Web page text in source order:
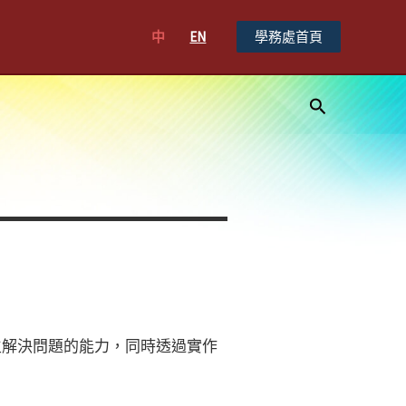
中 EN 學務處首頁
搜
尋
決問題的能力，同時透過實作